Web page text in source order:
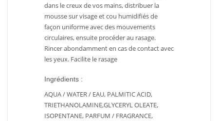
dans le creux de vos mains, distribuer la
mousse sur visage et cou humidifiés de
façon uniforme avec des mouvements
circulaires, ensuite procéder au rasage.
Rincer abondamment en cas de contact avec
les yeux. Facilite le rasage
Ingrédients :
AQUA / WATER / EAU, PALMITIC ACID,
TRIETHANOLAMINE,GLYCERYL OLEATE,
ISOPENTANE, PARFUM / FRAGRANCE,